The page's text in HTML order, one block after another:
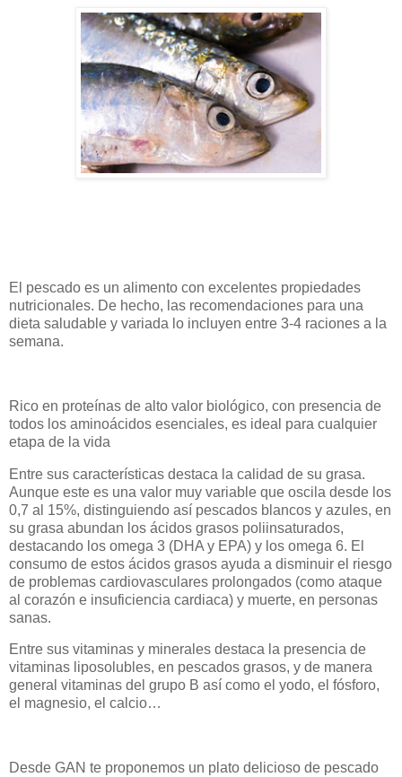
El pescado es un alimento con excelentes propiedades
nutricionales. De hecho, las recomendaciones para una
dieta saludable y variada lo incluyen entre 3-4 raciones a la
semana.
Rico en proteínas de alto valor biológico, con presencia de
todos los aminoácidos esenciales, es ideal para cualquier
etapa de la vida
Entre sus características destaca la calidad de su grasa.
Aunque este es una valor muy variable que oscila desde los
0,7 al 15%, distinguiendo así pescados blancos y azules, en
su grasa abundan los ácidos grasos poliinsaturados,
destacando los omega 3 (DHA y EPA) y los omega 6. El
consumo de estos ácidos grasos ayuda a disminuir el riesgo
de problemas cardiovasculares prolongados (como ataque
al corazón e insuficiencia cardiaca) y muerte, en personas
sanas.
Entre sus vitaminas y minerales destaca la presencia de
vitaminas liposolubles, en pescados grasos, y de manera
general vitaminas del grupo B así como el yodo, el fósforo,
el magnesio, el calcio…
Desde GAN te proponemos un plato delicioso de pescado